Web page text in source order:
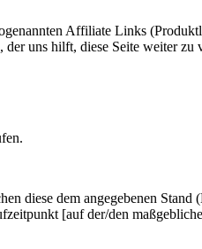
Affiliate Links
uns hilft, diese Seite weiter zu
diese dem angegebenen
[auf der/den